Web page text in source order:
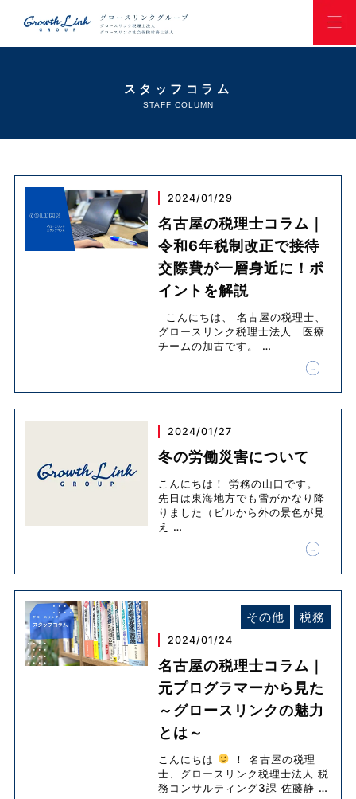
スタッフコラム
STAFF COLUMN
2024/01/29
名古屋の税理士コラム｜
令和6年税制改正で接待
交際費が一層身近に！ポ
イントを解説
こんにちは、 名古屋の税理士、
グロースリンク税理士法人 医療
チームの加古です。 …
2024/01/27
冬の労働災害について
こんにちは！ 労務の山口です。
先日は東海地方でも雪がかなり降
りました（ビルから外の景色が見
え …
その他 税務
2024/01/24
名古屋の税理士コラム｜
元プログラマーから見た
～グロースリンクの魅力
とは～
こんにちは
！ 名古屋の税理
士、グロースリンク税理士法人 税
務コンサルティング3課 佐藤静 …